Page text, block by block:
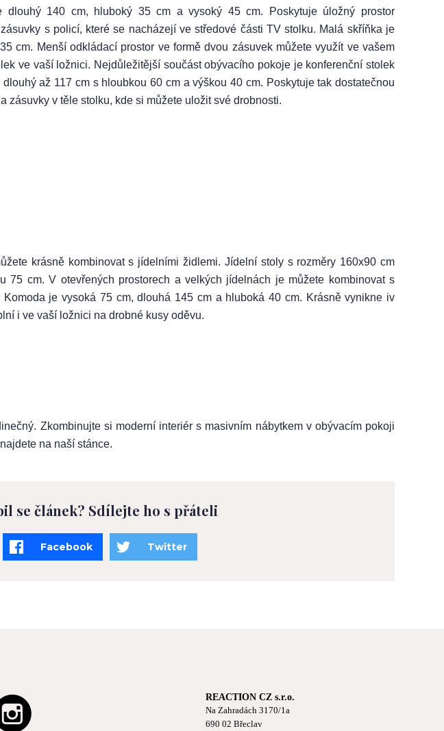
dlouhý 140 cm, hluboký 35 cm a vysoký 45 cm. Poskytuje úložný prostor
s policí, které se nacházejí ve středové části TV stolku. Malá skříňka je
cm. Menší odkládací prostor ve formě dvou zásuvek můžete využít ve vašem
ve vaší ložnici. Nejdůležitější součást obývacího pokoje je konferenční stolek
až 117 cm s hloubkou 60 cm a výškou 40 cm. Poskytuje tak dostatečnou
zásuvky v těle stolku, kde si můžete uložit své drobnosti.
krásně kombinovat s jídelními židlemi. Jídelní stoly s rozměry 160x90 cm
75 cm. V otevřených prostorech a velkých jídelnách je můžete kombinovat s
je vysoká 75 cm, dlouhá 145 cm a hluboká 40 cm. Krásně vynikne iv
i ve vaší ložnici na drobné kusy oděvu.
Zkombinujte si moderní interiér s masivním nábytkem v obývacím pokoji
najdete na naší stánce.
se článek? Sdílejte ho s přáteli
Facebook Twitter
REACTION CZ s.r.o.
Na Zahradách 3170/1a
690 02 Břeclav